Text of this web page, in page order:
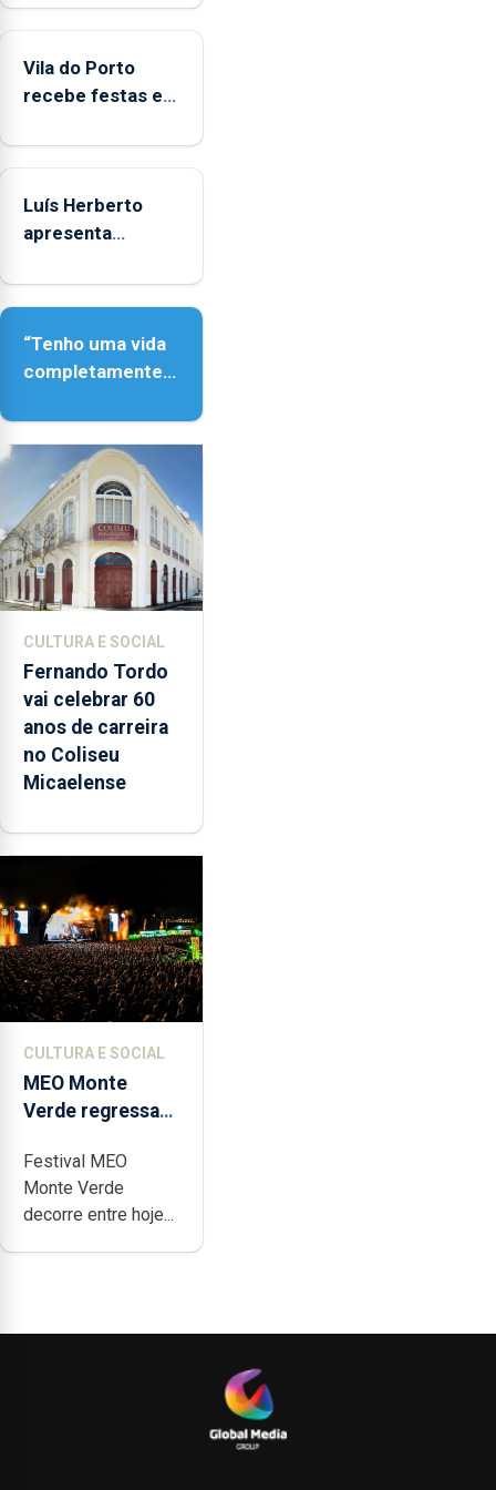
Vila do Porto
recebe festas em
Senhora da
Luís Herberto
apresenta
Paisagem’
“Tenho uma vida
completamente
dedicação, gosto
e muita paixão”
CULTURA E SOCIAL
Fernando Tordo
vai celebrar 60
anos de carreira
no Coliseu
Micaelense
CULTURA E SOCIAL
MEO Monte
Verde regressa
acessibilidade
Festival MEO
Monte Verde
decorre entre hoje...